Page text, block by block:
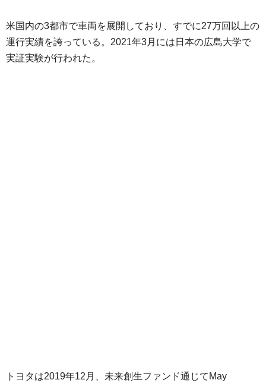
米国内の3都市で車両を展開しており、すでに27万回以上の
運行実績を誇っている。2021年3月には日本の広島大学で
実証実験が行われた。
トヨタは2019年12月、未来創生ファンド通じてMay